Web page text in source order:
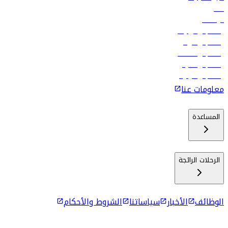
فنادق
الوظائف
رحلات إلى تبيليسي
رحلات إلى الرياض
رحلات إلى مسقط
رحلات إلى ماليه
رحلات إلى كولومبو
معلومات عنا
المساعدة
الرحلات الرائجة
الوظائف الأخبار سياساتنا الشروط والأحكام